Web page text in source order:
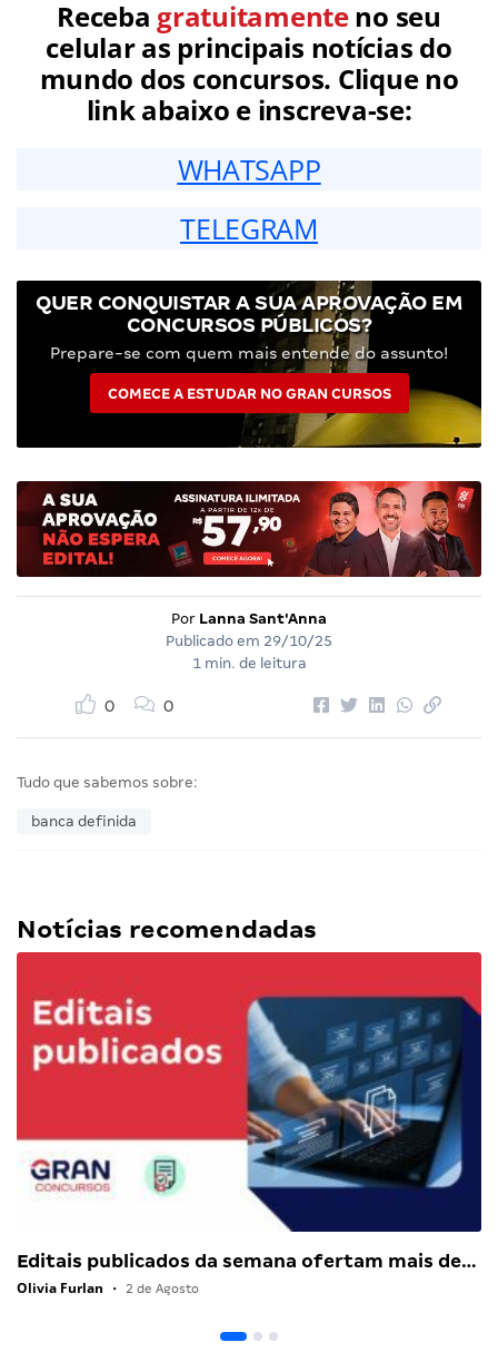
Receba gratuitamenteno seu
celular as principais notícias do
mundo dos concursos. Clique no
link abaixo e inscreva-se:
WHATSAPP
TELEGRAM
QUER CONQUISTAR A SUA APROVAÇÃO EM
CONCURSOS PÚBLICOS?
Prepare-se com quem mais entende do assunto!
COMECE A ESTUDAR NO GRAN CURSOS
Por Lanna Sant'Anna
Publicado em 29/10/25
1 min. de leitura
0 0
Tudo que sabemos sobre:
banca definida
Notícias recomendadas
Editais publicados da semana ofertam mais de…
Olivia Furlan • 2 de Agosto